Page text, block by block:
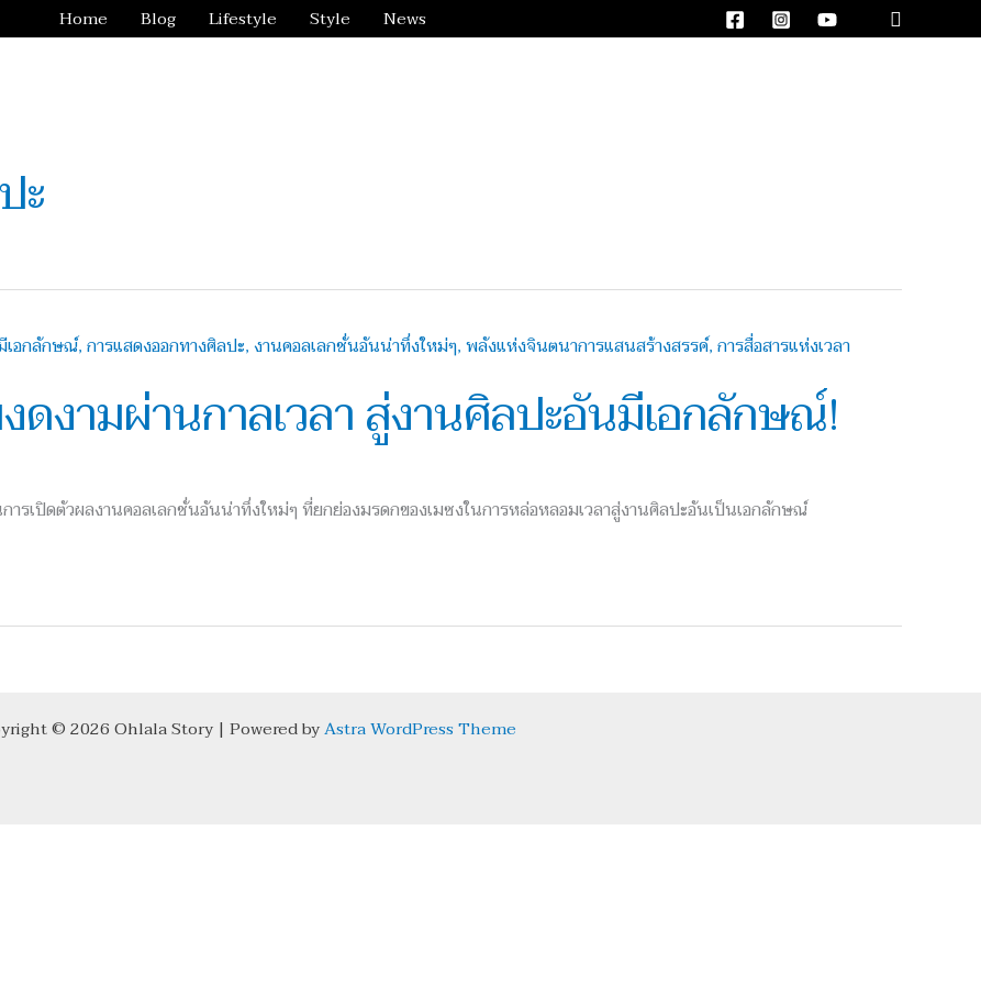
Home Blog Lifestyle Style News Search
ะ
ดงามผ่านกาลเวลา สู่งานศิลปะอันมีเอกลักษณ์!
รเปิดตัวผลงานคอลเลกชั่นอันน่าทึ่งใหม่ๆ ที่ยกย่องมรดกของเมซงในการหล่อหลอมเวลาสู่งานศิลปะอันเป็นเอกลักษณ์
© 2026 Ohlala Story | Powered byAstra WordPress Theme